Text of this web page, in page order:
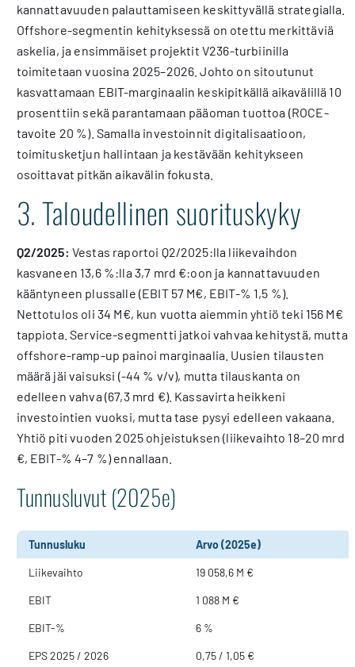
kannattavuuden palauttamiseen keskittyvällä strategialla.
Offshore-segmentin kehityksessä on otettu merkittäviä
askelia, ja ensimmäiset projektit V236-turbiinilla
toimitetaan vuosina 2025–2026. Johto on sitoutunut
kasvattamaan EBIT-marginaalin keskipitkällä aikavälillä 10
prosenttiin sekä parantamaan pääoman tuottoa (ROCE-
tavoite 20 %). Samalla investoinnit digitalisaatioon,
toimitusketjun hallintaan ja kestävään kehitykseen
osoittavat pitkän aikavälin fokusta.
3. Taloudellinen suorituskyky
Q2/2025: Vestas raportoi Q2/2025:lla liikevaihdon
kasvaneen 13,6 %:lla 3,7 mrd €:oon ja kannattavuuden
kääntyneen plussalle (EBIT 57 M€, EBIT-% 1,5 %).
Nettotulos oli 34 M€, kun vuotta aiemmin yhtiö teki 156 M€
tappiota. Service-segmentti jatkoi vahvaa kehitystä, mutta
offshore-ramp-up painoi marginaalia. Uusien tilausten
määrä jäi vaisuksi (-44 % v/v), mutta tilauskanta on
edelleen vahva (67,3 mrd €). Kassavirta heikkeni
investointien vuoksi, mutta tase pysyi edelleen vakaana.
Yhtiö piti vuoden 2025 ohjeistuksen (liikevaihto 18–20 mrd
€, EBIT-% 4–7 %) ennallaan.
Tunnusluvut (2025e)
Tunnusluku Arvo (2025e)
Liikevaihto 19 058,6 M €
EBIT 1 088 M €
EBIT-% 6 %
EPS 2025 / 2026 0,75 / 1,05 €